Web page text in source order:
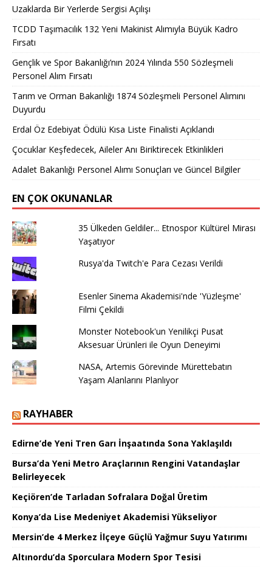
Uzaklarda Bir Yerlerde Sergisi Açılışı
TCDD Taşımacılık 132 Yeni Makinist Alımıyla Büyük Kadro
Fırsatı
Gençlik ve Spor Bakanlığı’nın 2024 Yılında 550 Sözleşmeli
Personel Alım Fırsatı
Tarım ve Orman Bakanlığı 1874 Sözleşmeli Personel Alımını
Duyurdu
Erdal Öz Edebiyat Ödülü Kısa Liste Finalisti Açıklandı
Çocuklar Keşfedecek, Aileler Anı Biriktirecek Etkinlikleri
Adalet Bakanlığı Personel Alımı Sonuçları ve Güncel Bilgiler
EN ÇOK OKUNANLAR
35 Ülkeden Geldiler... Etnospor Kültürel Mirası
Yaşatıyor
Rusya'da Twitch'e Para Cezası Verildi
Esenler Sinema Akademisi'nde 'Yüzleşme'
Filmi Çekildi
Monster Notebook'un Yenilikçi Pusat
Aksesuar Ürünleri ile Oyun Deneyimi
NASA, Artemis Görevinde Mürettebatın
Yaşam Alanlarını Planlıyor
RAYHABER
Edirne’de Yeni Tren Garı İnşaatında Sona Yaklaşıldı
Bursa’da Yeni Metro Araçlarının Rengini Vatandaşlar
Belirleyecek
Keçiören’de Tarladan Sofralara Doğal Üretim
Konya’da Lise Medeniyet Akademisi Yükseliyor
Mersin’de 4 Merkez İlçeye Güçlü Yağmur Suyu Yatırımı
Altınordu’da Sporculara Modern Spor Tesisi